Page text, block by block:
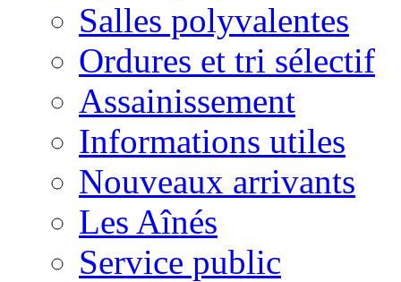
Salles polyvalentes
Ordures et tri sélectif
Assainissement
Informations utiles
Nouveaux arrivants
Les Aînés
Service public